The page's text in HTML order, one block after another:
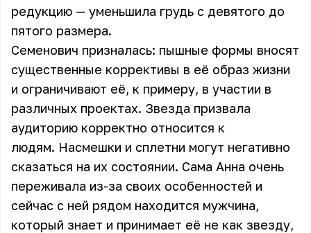
редукцию — уменьшила грудь с девятого до
пятого размера.
Семенович призналась: пышные формы вносят
существенные коррективы в её образ жизни
и ограничивают её, к примеру, в участии в
различных проектах. Звезда призвала
аудиторию корректно относится к
людям. Насмешки и сплетни могут негативно
сказаться на их состоянии. Сама Анна очень
переживала из-за своих особенностей и
сейчас с ней рядом находится мужчина,
который знает и принимает её не как звезду,